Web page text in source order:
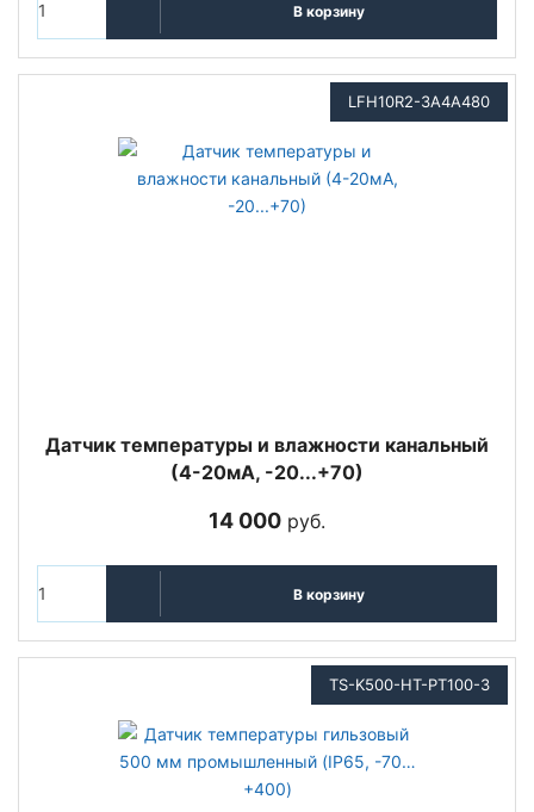
В корзину
LFH10R2-3A4A480
Датчик температуры и влажности канальный
(4-20мА, -20...+70)
14 000 руб.
В корзину
TS-K500-HT-PT100-3